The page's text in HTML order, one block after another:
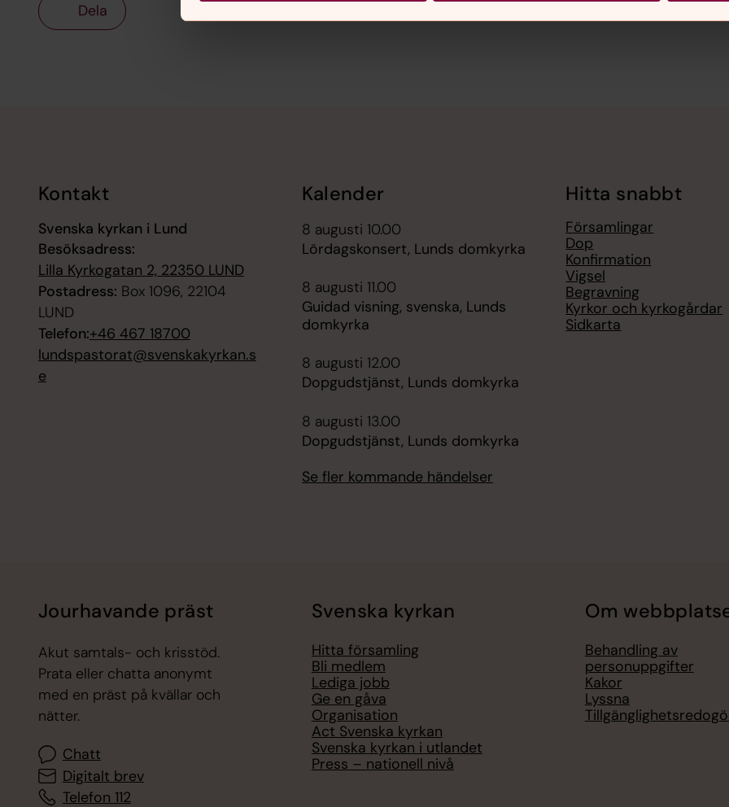
Dela
Kontakt
Svenska kyrkan i Lund
Besöksadress:
Lilla Kyrkogatan 2, 22350 LUND
Postadress: Box 1096, 22104
LUND
Telefon:+46 467 18700
lundspastorat@svenskakyrkan.s
e
Kalender
8 augusti 10.00
Lördagskonsert, Lunds domkyrka
8 augusti 11.00
Guidad visning, svenska, Lunds
domkyrka
8 augusti 12.00
Dopgudstjänst, Lunds domkyrka
8 augusti 13.00
Dopgudstjänst, Lunds domkyrka
Se fler kommande händelser
Hitta snabbt
Församlingar
Dop
Konfirmation
Vigsel
Begravning
Kyrkor och kyrkogårdar
Sidkarta
Jourhavande präst
Akut samtals- och krisstöd.
Prata eller chatta anonymt
med en präst på kvällar och
nätter.
Chatt
Digitalt brev
Telefon 112
Svenska kyrkan
Hitta församling
Bli medlem
Lediga jobb
Ge en gåva
Organisation
Act Svenska kyrkan
Svenska kyrkan i utlandet
Press – nationell nivå
Om
Behandling av
personuppgifter
Kakor
Lyssna